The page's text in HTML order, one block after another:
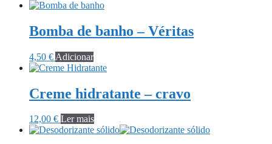
Bomba de banho – Véritas
4,50 € Adicionar
Creme hidratante – cravo
12,00 € Ler mais